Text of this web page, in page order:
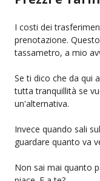
I costi dei
prenotazione.
tassametro, a mio
Se ti dico che da qui
tutta tranquillità se
un'alternativa.
Invece quando sali
guardare quanto va
Non sai mai quanto